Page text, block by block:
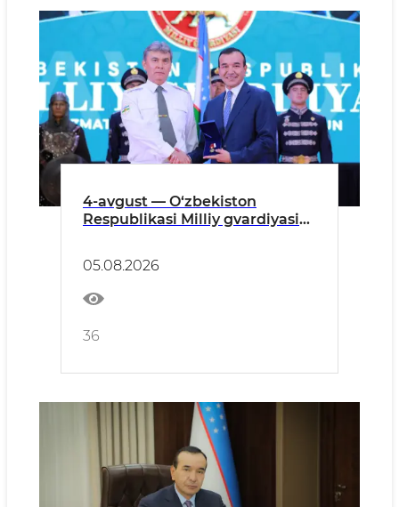
4-avgust — O‘zbekiston
Respublikasi Milliy gvardiyasi
05.08.2026
36